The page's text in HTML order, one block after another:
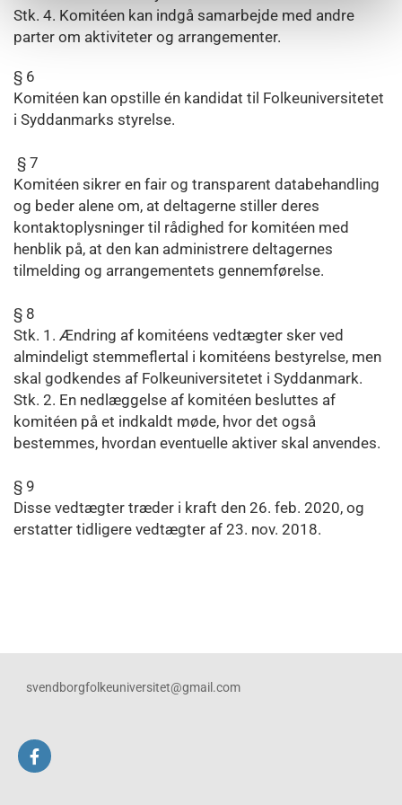
Stk. 4. Komitéen kan indgå samarbejde med andre
parter om aktiviteter og arrangementer.
§ 6
Komitéen kan opstille én kandidat til Folkeuniversitetet
i Syddanmarks styrelse.
§ 7
Komitéen sikrer en fair og transparent databehandling
og beder alene om, at deltagerne stiller deres
kontaktoplysninger til rådighed for komitéen med
henblik på, at den kan administrere deltagernes
tilmelding og arrangementets gennemførelse.
§ 8
Stk. 1. Ændring af komitéens vedtægter sker ved
almindeligt stemmeflertal i komitéens bestyrelse, men
skal godkendes af Folkeuniversitetet i Syddanmark.
Stk. 2. En nedlæggelse af komitéen besluttes af
komitéen på et indkaldt møde, hvor det også
bestemmes, hvordan eventuelle aktiver skal anvendes.
§ 9
Disse vedtægter træder i kraft den 26. feb. 2020, og
erstatter tidligere vedtægter af 23. nov. 2018.
svendborgfolkeuniversitet@gmail.com